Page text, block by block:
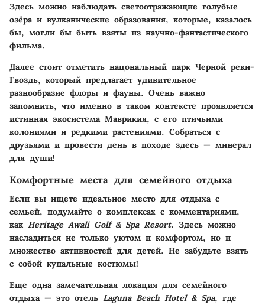
Здесь можно наблюдать светоотражающие голубые
озёра и вулканические образования, которые, казалось
бы, могли бы быть взяты из научно-фантастического
фильма.
Далее стоит отметить нацональный парк Черной реки-
Гвоздь, который предлагает удивительное
разнообразие флоры и фауны. Очень важно
запомнить, что именно в таком контексте проявляется
истинная экосистема Маврикия, с его птичьими
колониями и редкими растениями. Собраться с
друзьями и провести день в походе здесь — минерал
для души!
Комфортные места для семейного отдыха
Если вы ищете идеальное место для отдыха с
семьей, подумайте о комплексах с комментариями,
как Heritage Awali Golf & Spa Resort. Здесь можно
насладиться не только уютом и комфортом, но и
множество активностей для детей. Не забудьте взять
с собой купальные костюмы!
Еще одна замечательная локация для семейного
отдыха — это отель Laguna Beach Hotel & Spa, где